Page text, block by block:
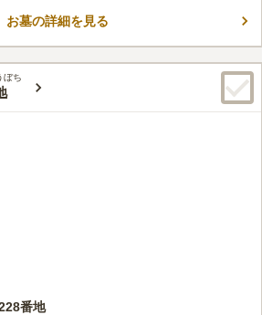
円、市外在住の方は10,000円と異なるので注
されていません。
お墓の詳細を見る
ぼち
番地